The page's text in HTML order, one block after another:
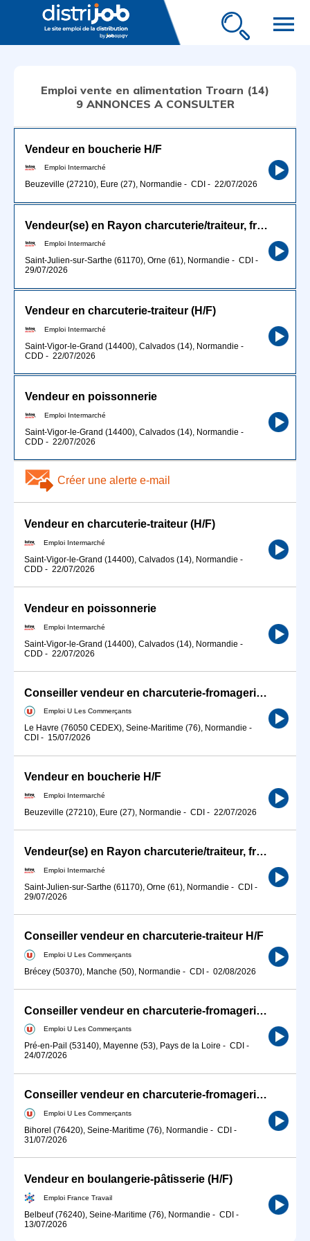
menu
Emploi vente en alimentation Troarn (14)
9 ANNONCES A CONSULTER
Vendeur en boucherie H/F
Emploi Intermarché
Beuzeville (27210), Eure (27), Normandie - CDI - 22/07/2026
Vendeur(se) en Rayon charcuterie/traiteur, fromage et boulangerie Traditionnel
Emploi Intermarché
Saint-Julien-sur-Sarthe (61170), Orne (61), Normandie - CDI -
29/07/2026
Vendeur en charcuterie-traiteur (H/F)
Emploi Intermarché
Saint-Vigor-le-Grand (14400), Calvados (14), Normandie -
CDD - 22/07/2026
Vendeur en poissonnerie
Emploi Intermarché
Saint-Vigor-le-Grand (14400), Calvados (14), Normandie -
CDD - 22/07/2026
Créer une alerte e-mail
Vendeur en charcuterie-traiteur (H/F)
Emploi Intermarché
Saint-Vigor-le-Grand (14400), Calvados (14), Normandie -
CDD - 22/07/2026
Vendeur en poissonnerie
Emploi Intermarché
Saint-Vigor-le-Grand (14400), Calvados (14), Normandie -
CDD - 22/07/2026
Conseiller vendeur en charcuterie-fromagerie H/F
Emploi U Les Commerçants
Le Havre (76050 CEDEX), Seine-Maritime (76), Normandie -
CDI - 15/07/2026
Vendeur en boucherie H/F
Emploi Intermarché
Beuzeville (27210), Eure (27), Normandie - CDI - 22/07/2026
Vendeur(se) en Rayon charcuterie/traiteur, fromage et boulangerie Traditionnel
Emploi Intermarché
Saint-Julien-sur-Sarthe (61170), Orne (61), Normandie - CDI -
29/07/2026
Conseiller vendeur en charcuterie-traiteur H/F
Emploi U Les Commerçants
Brécey (50370), Manche (50), Normandie - CDI - 02/08/2026
Conseiller vendeur en charcuterie-fromagerie H/F (CDI à 36h75)
Emploi U Les Commerçants
Pré-en-Pail (53140), Mayenne (53), Pays de la Loire - CDI -
24/07/2026
Conseiller vendeur en charcuterie-fromagerie H/F
Emploi U Les Commerçants
Bihorel (76420), Seine-Maritime (76), Normandie - CDI -
31/07/2026
Vendeur en boulangerie-pâtisserie (H/F)
Emploi France Travail
Belbeuf (76240), Seine-Maritime (76), Normandie - CDI -
13/07/2026